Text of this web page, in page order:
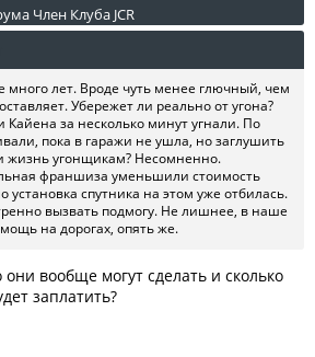
Член Клуба JCR
много лет. Вроде чуть менее глючный, чем
Убережет ли реально от угона?
Кайена за несколько минут угнали. По
пока в гаражи не ушла, но заглушить
жизнь угонщикам? Несомненно.
франшиза уменьшили стоимость
установка спутника на этом уже отбилась.
вызвать подмогу. Не лишнее, в наше
на дорогах, опять же.
вообще могут сделать и сколько
заплатить?